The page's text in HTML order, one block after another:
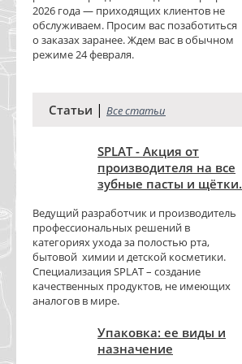
2026 года — приходящих клиентов не
обслуживаем. Просим вас позаботиться
о заказах заранее. Ждем вас в обычном
режиме 24 февраля.
Статьи | Все статьи
SPLAT - Акция от
производителя на все
зубные пасты и щётки.
Ведущий разработчик и производитель
профессиональных решений в
категориях ухода за полостью рта,
бытовой химии и детской косметики.
Специализация SPLAT – создание
качественных продуктов, не имеющих
аналогов в мире.
Упаковка: ее виды и
назначение